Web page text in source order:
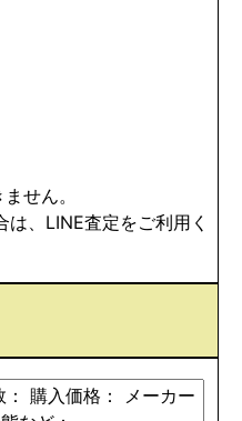
せん。
、LINE査定をご利用く